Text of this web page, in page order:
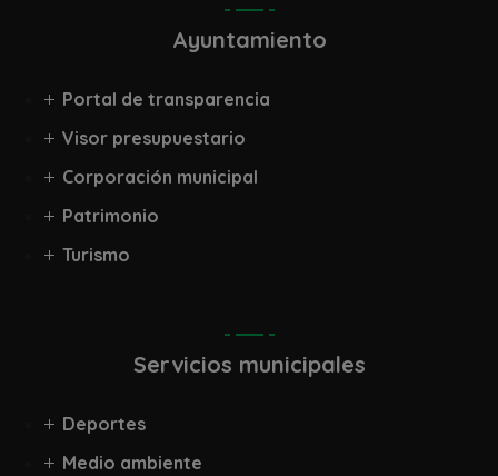
Ayuntamiento
Portal de transparencia
Visor presupuestario
Corporación municipal
Patrimonio
Turismo
Servicios municipales
Deportes
Medio ambiente